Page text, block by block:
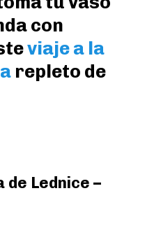
con
viaje a la
repleto de
de Lednice –